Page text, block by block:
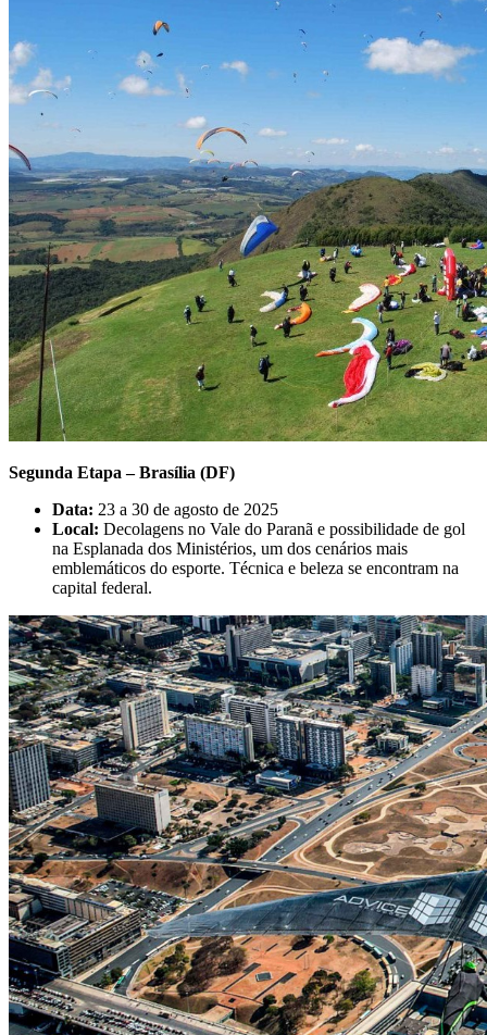
Segunda Etapa – Brasília (DF)
Data: 23 a 30 de agosto de 2025
Local: Decolagens no Vale do Paranã e possibilidade de gol
na Esplanada dos Ministérios, um dos cenários mais
emblemáticos do esporte. Técnica e beleza se encontram na
capital federal.